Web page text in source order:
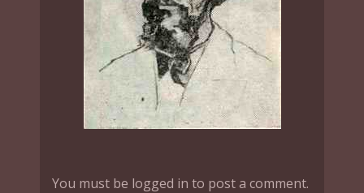
You must be logged in to post a comment.